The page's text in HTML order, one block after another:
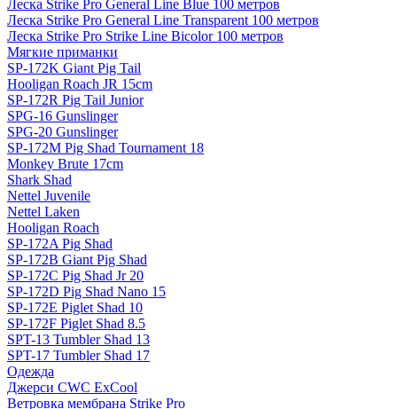
Леска Strike Pro General Line Blue 100 метров
Леска Strike Pro General Line Transparent 100 метров
Леска Strike Pro Strike Line Bicolor 100 метров
Мягкие приманки
SP-172K Giant Pig Tail
Hooligan Roach JR 15cm
SP-172R Pig Tail Junior
SPG-16 Gunslinger
SPG-20 Gunslinger
SP-172M Pig Shad Tournament 18
Monkey Brute 17cm
Shark Shad
Nettel Juvenile
Nettel Laken
Hooligan Roach
SP-172A Pig Shad
SP-172B Giant Pig Shad
SP-172C Pig Shad Jr 20
SP-172D Pig Shad Nano 15
SP-172E Piglet Shad 10
SP-172F Piglet Shad 8.5
SPT-13 Tumbler Shad 13
SPT-17 Tumbler Shad 17
Одежда
Джерси CWC ExCool
Ветровка мембрана Strike Pro